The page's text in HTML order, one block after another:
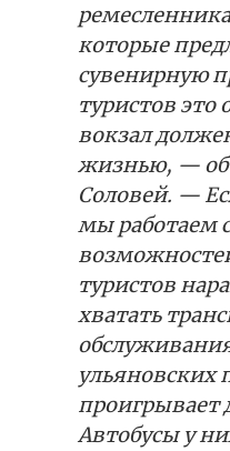
которые
сувенирную
туристов
вокзал
жизнью, —
Соловей. —
мы работаем
туристов
хватать
ульяновских
проигрывает
Автобусы у